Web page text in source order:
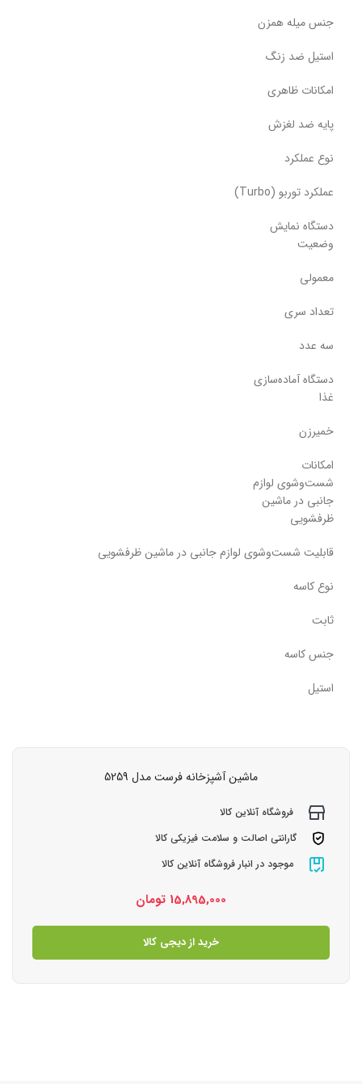
جنس میله همزن
استیل ضد زنگ
امکانات ظاهری
پایه ضد لغزش
نوع عملکرد
عملکرد توربو (Turbo)
دستگاه نمایش
وضعیت
معمولی
تعداد سری
سه عدد
دستگاه آماده‌سازی
غذا
خمیرزن
امکانات
شست‌وشوی لوازم
جانبی در ماشین
ظرفشویی
قابلیت شست‌وشوی لوازم جانبی در ماشین ظرفشویی
نوع کاسه
ثابت
جنس کاسه
استیل
ماشین آشپزخانه فرست مدل 5259
فروشگاه آنلاین کالا
گارانتی اصالت و سلامت فیزیکی کالا
موجود در انبار فروشگاه آنلاین کالا
15,895,000 تومان
خرید از دیجی کالا